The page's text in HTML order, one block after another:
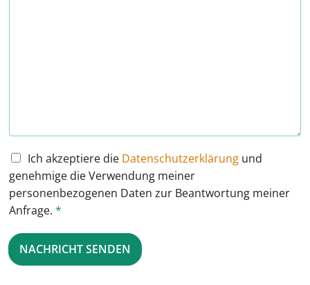
D
S
G
V
O
E
i
n
Ich akzeptiere die Datenschutzerklärung und
genehmige die Verwendung meiner
personenbezogenen Daten zur Beantwortung meiner
Anfrage. *
NACHRICHT SENDEN